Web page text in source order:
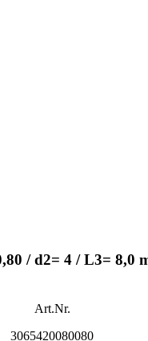
/ d2= 4 / L3= 8,0
Art.Nr.
3065420080080